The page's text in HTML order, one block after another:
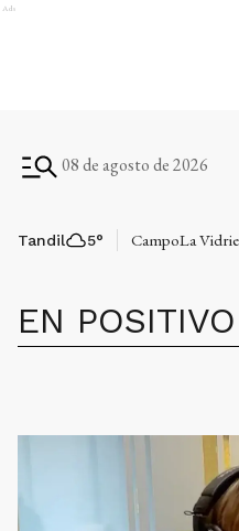
Ads
08 de agosto de 2026
Tandil 5° CampoLa
EN POSITIVO